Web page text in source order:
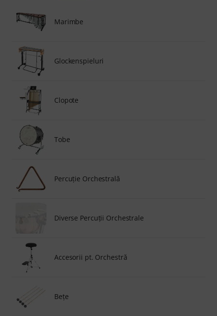
Marimbe
Glockenspieluri
Clopote
Tobe
Percuţie Orchestrală
Diverse Percuţii Orchestrale
Accesorii pt. Orchestră
Beţe